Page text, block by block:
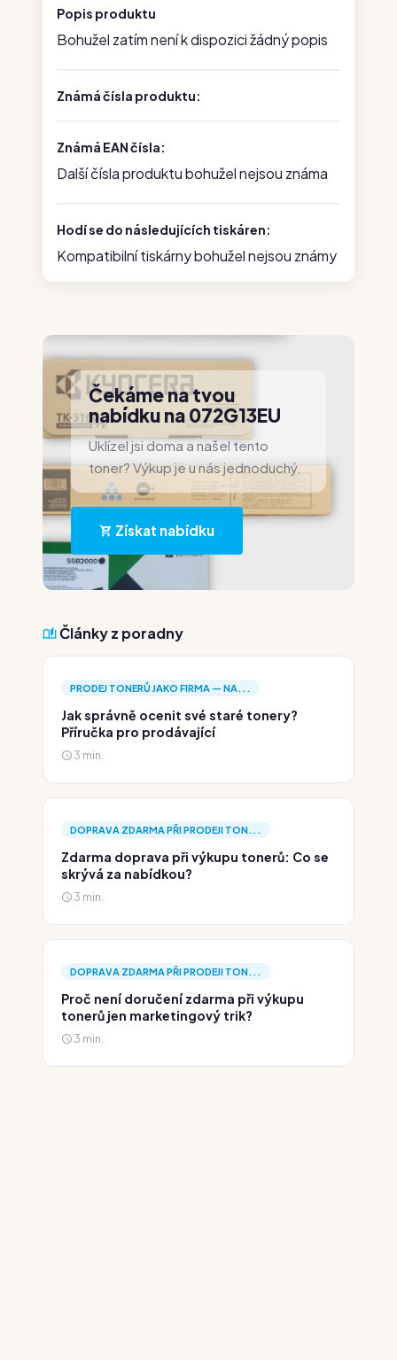
Popis produktu
Bohužel zatím není k dispozici žádný popis
Známá čísla produktu:
Známá EAN čísla:
Další čísla produktu bohužel nejsou známa
Hodí se do následujících tiskáren:
Kompatibilní tiskárny bohužel nejsou známy
Čekáme na tvou
nabídku na 072G13EU
Uklízel jsi doma a našel tento
toner? Výkup je u nás jednoduchý.
Získat nabídku
Články z poradny
PRODEJ TONERŮ JAKO FIRMA — NA...
Jak správně ocenit své staré tonery?
Příručka pro prodávající
3 min.
DOPRAVA ZDARMA PŘI PRODEJI TON...
Zdarma doprava při výkupu tonerů: Co se
skrývá za nabídkou?
3 min.
DOPRAVA ZDARMA PŘI PRODEJI TON...
Proč není doručení zdarma při výkupu
tonerů jen marketingový trik?
3 min.